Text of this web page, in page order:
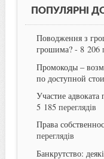
ПОПУЛЯРНІ
Поводження з
грошима?- 8 206
Промокоды –
по доступной
Участие
5 185 переглядів
Права
переглядів
Банкрутство: